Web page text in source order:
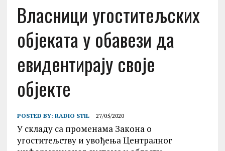
Власници угоститељских
објеката у обавези да
евидентирају своје
објекте
POSTED BY: RADIO STIL 27/05/2020
У складу са променама Закона о
угоститељству и увођења Централног